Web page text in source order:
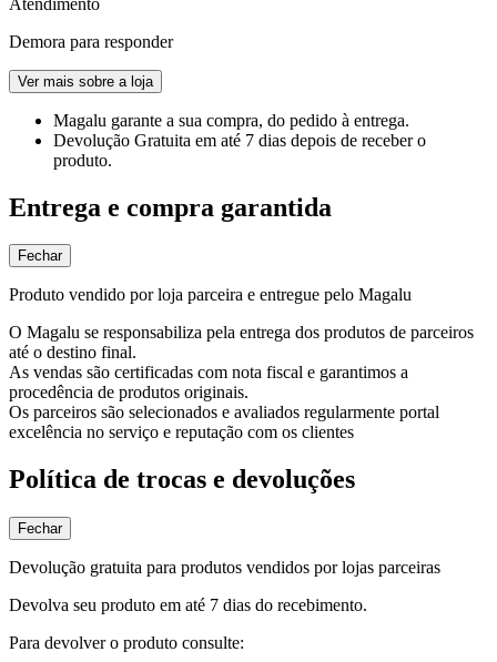
Demora para responder
Ver mais sobre a loja
Magalu garante a sua compra, do pedido à entrega.
Devolução Gratuita em até 7 dias depois de receber o
produto.
Entrega e compra garantida
Fechar
Produto vendido por loja parceira e entregue pelo Magalu
O Magalu se responsabiliza pela entrega dos produtos de parceiros
até o destino final.
As vendas são certificadas com nota fiscal e garantimos a
procedência de produtos originais.
Os parceiros são selecionados e avaliados regularmente portal
excelência no serviço e reputação com os clientes
Política de trocas e devoluções
Fechar
Devolução gratuita para produtos vendidos por lojas parceiras
Devolva seu produto em até 7 dias do recebimento.
Para devolver o produto consulte: